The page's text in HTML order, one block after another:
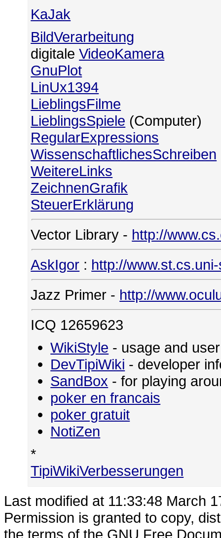
KaJak
BildVerarbeitung
digitaleVideoKamera
GnuPlot
LinUx1394
LieblingsFilme
LieblingsSpiele (Computer)
RegularExpressions
WissenschaftlichesSchreiben
WeitereLinks
ZeichnenGrafik
SteuerErklärung
Vector Library - http://
AskIgor : http://
Jazz Primer - http://
ICQ 12659623
WikiStyle - usage and
DevTipiWiki - developer
SandBox - for playing
poker en francais
poker gratuit
NotiZen
*
TipiWikiVerbesserungen
Last modified at 11:33:48 March
Permission is granted to copy,
the terms of the GNU Free